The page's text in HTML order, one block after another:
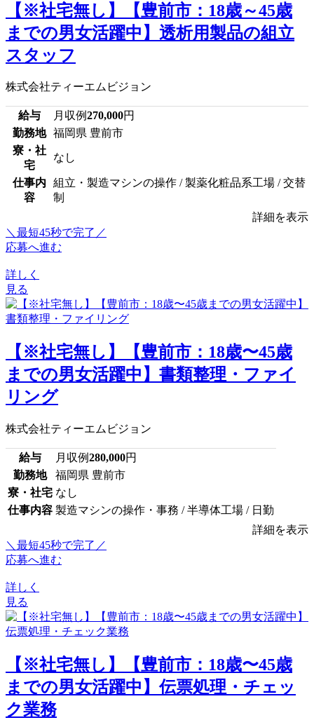
【※社宅無し】【豊前市：18歳～45歳
までの男女活躍中】透析用製品の組立
スタッフ
株式会社ティーエムビジョン
給与 月収例270,000円
勤務地
福岡県 豊前市
寮・社
宅
なし
仕事内
容
組立・製造マシンの操作 / 製薬化粧品系工場 / 交替
制
詳細を表示
＼最短45秒で完了／
応募へ進む
詳しく
見る
【※社宅無し】【豊前市：18歳〜45歳
までの男女活躍中】書類整理・ファイ
リング
株式会社ティーエムビジョン
給与 月収例280,000円
勤務地
福岡県 豊前市
寮・社宅 なし
仕事内容 製造マシンの操作・事務 / 半導体工場 / 日勤
詳細を表示
＼最短45秒で完了／
応募へ進む
詳しく
見る
【※社宅無し】【豊前市：18歳〜45歳
までの男女活躍中】伝票処理・チェッ
ク業務